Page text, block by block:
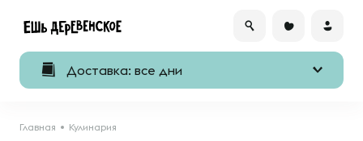
Доставка: все дни
Главная Кулинария